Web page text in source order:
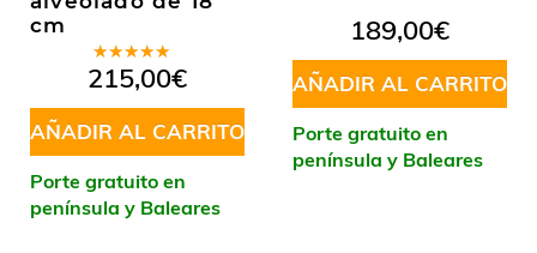
cm
Valorado
en4.86
de 5
215,00€
AÑADIR AL CARRITO
Porte gratuito en
península y Baleares
189,00€
AÑADIR AL CARRITO
Porte gratuito en
península y Baleares